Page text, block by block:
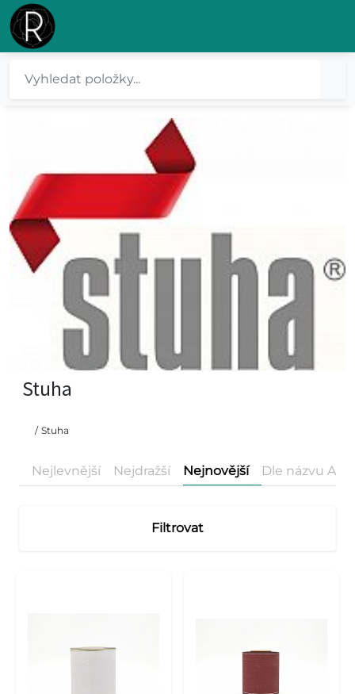
Stuha
/ Stuha
Nejlevnější Nejdražší Nejnovější Dle názvu A-Z
Filtrovat